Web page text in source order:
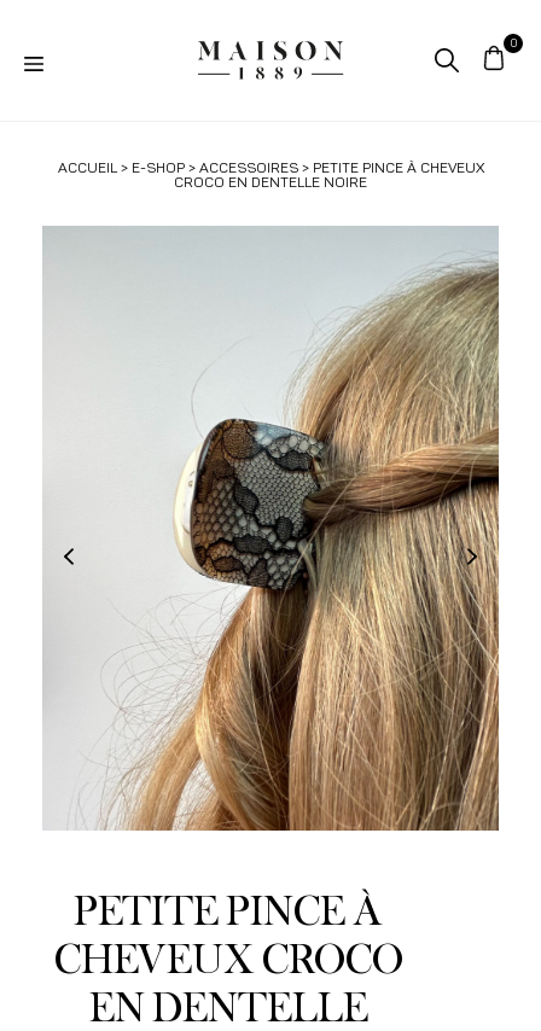
ACCUEIL> E-SHOP> ACCESSOIRES> PETITE PINCE À CHEVEUX
CROCO EN DENTELLE NOIRE
PETITE PINCE À
CHEVEUX CROCO
EN DENTELLE